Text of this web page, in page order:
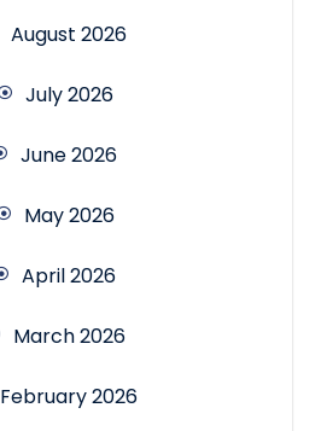
August 2026
July 2026
June 2026
May 2026
April 2026
March 2026
February 2026